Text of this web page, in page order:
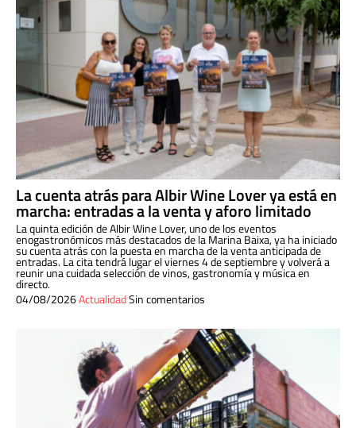
La cuenta atrás para Albir Wine Lover ya está en
marcha: entradas a la venta y aforo limitado
La quinta edición de Albir Wine Lover, uno de los eventos
enogastronómicos más destacados de la Marina Baixa, ya ha iniciado
su cuenta atrás con la puesta en marcha de la venta anticipada de
entradas. La cita tendrá lugar el viernes 4 de septiembre y volverá a
reunir una cuidada selección de vinos, gastronomía y música en
directo.
04/08/2026ActualidadSin comentarios